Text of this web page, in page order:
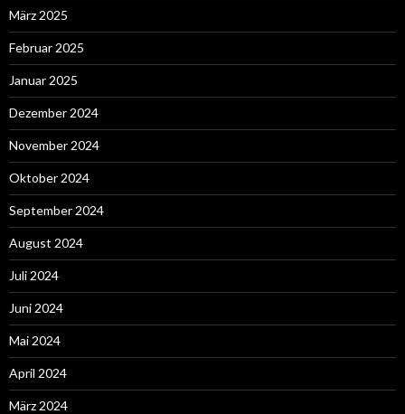
März 2025
Februar 2025
Januar 2025
Dezember 2024
November 2024
Oktober 2024
September 2024
August 2024
Juli 2024
Juni 2024
Mai 2024
April 2024
März 2024